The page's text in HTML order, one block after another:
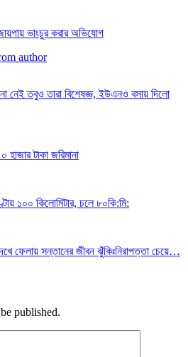
ভাংচুর করার অভিযোগ
author
নেই তবুও তারা বিশেষজ্ঞ, ইউএনও বসায় দিলো
হাজার টাকা জরিমানা
১০০ কিলোমিটার, চলে ৮০কি:মি:
ফেলায় সন্তানের জীবন ঝুঁকিঃনিরাপত্তা চেয়ে…
published.